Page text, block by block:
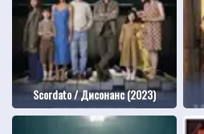
Scordato / Дисонанс (2023)